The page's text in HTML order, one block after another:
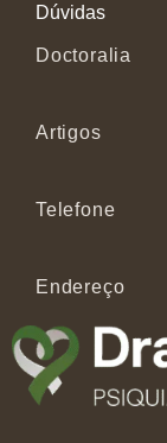
Dúvidas
Doctoralia
Artigos
Telefone
Endereço